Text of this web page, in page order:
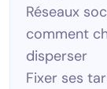
Réseaux
comment
disperser
Fixer ses